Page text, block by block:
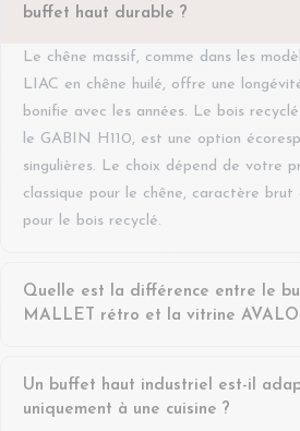
buffet haut durable ?
Le chêne massif, comme dans les
LIAC en chêne huilé, offre une
bonifie avec les années. Le bois
le GABIN H110, est une option
singulières. Le choix dépend de votre
classique pour le chêne, caractère
pour le bois recyclé.
Quelle est la différence entre le
MALLET rétro et la vitrine
avec 2 portes pleines et 1 tiroir,
noir — idéal pour ranger sans exposer.
Un buffet haut industriel est-il
uniquement à une cuisine ?